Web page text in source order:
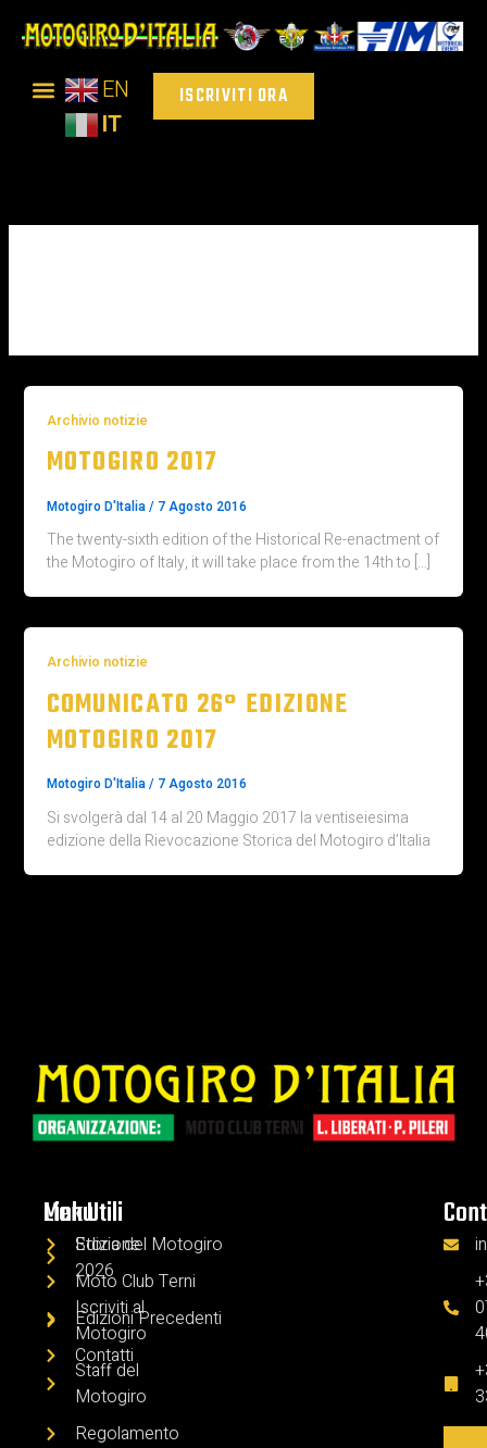
contenuto
EN
IT
ISCRIVITI ORA
Archivio notizie
MOTOGIRO 2017
Motogiro D'Italia/ 7 Agosto 2016
The twenty-sixth edition of the Historical Re-enactment of
the Motogiro of Italy, it will take place from the 14th to […]
Archivio notizie
COMUNICATO 26° EDIZIONE
MOTOGIRO 2017
Motogiro D'Italia/ 7 Agosto 2016
Si svolgerà dal 14 al 20 Maggio 2017 la ventiseiesima
edizione della Rievocazione Storica del Motogiro d’Italia
Menu
Edizione
2026
Iscriviti al
Motogiro
Staff del
Motogiro
Regolamento
Link Utili
Storia del Motogiro
Moto Club Terni
Edizioni Precedenti
Contatti